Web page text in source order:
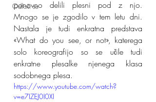
Odloči se
ponovno delili plesni pod z njo.
Mnogo se je zgodilo v tem letu dni.
«What do you see, or not», katerega
solo koreografijo so se učile tudi
enkratne plesalke njenega klasa
sodobnega plesa.
https://www.youtube.com/watch?
v=e7IZEJ0I0XI